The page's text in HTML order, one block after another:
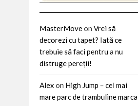
MasterMoveon Vrei să
decorezi cu tapet? Iată ce
trebuie să faci pentru a nu
distruge pereții!
Alex on High Jump – cel mai
mare parc de trambuline marca